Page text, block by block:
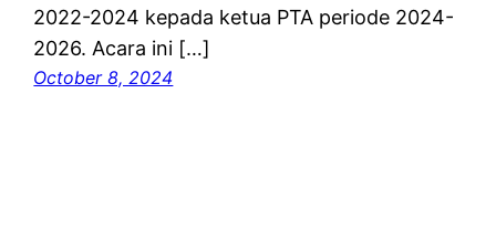
2022-2024 kepada ketua PTA periode 2024-
2026. Acara ini […]
October 8, 2024